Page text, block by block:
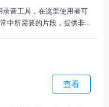
音工具，在这里使用者可
中所需要的片段，提供非
查看